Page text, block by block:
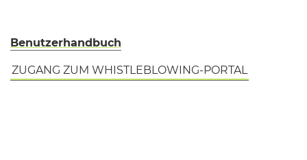
Benutzerhandbuch
ZUGANG ZUM WHISTLEBLOWING-PORTAL